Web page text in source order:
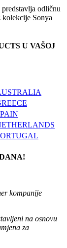
odličnu
kolekcije Sonya
U VAŠOJ
kompanije
na osnovu
za